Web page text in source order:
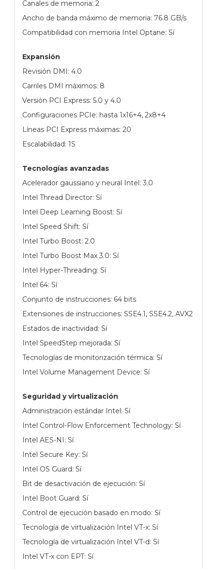
Canales de memoria: 2
Ancho de banda máximo de memoria: 76.8 GB/s
Compatibilidad con memoria Intel Optane: Sí
Expansión
Revisión DMI: 4.0
Carriles DMI máximos: 8
Versión PCI Express: 5.0 y 4.0
Configuraciones PCIe: hasta 1x16+4, 2x8+4
Líneas PCI Express máximas: 20
Escalabilidad: 1S
Tecnologías avanzadas
Acelerador gaussiano y neural Intel: 3.0
Intel Thread Director: Sí
Intel Deep Learning Boost: Sí
Intel Speed Shift: Sí
Intel Turbo Boost: 2.0
Intel Turbo Boost Max 3.0: Sí
Intel Hyper-Threading: Sí
Intel 64: Sí
Conjunto de instrucciones: 64 bits
Extensiones de instrucciones: SSE4.1, SSE4.2, AVX2
Estados de inactividad: Sí
Intel SpeedStep mejorada: Sí
Tecnologías de monitorización térmica: Sí
Intel Volume Management Device: Sí
Seguridad y virtualización
Administración estándar Intel: Sí
Intel Control-Flow Enforcement Technology: Sí
Intel AES-NI: Sí
Intel Secure Key: Sí
Intel OS Guard: Sí
Bit de desactivación de ejecución: Sí
Intel Boot Guard: Sí
Control de ejecución basado en modo: Sí
Tecnología de virtualización Intel VT-x: Sí
Tecnología de virtualización Intel VT-d: Sí
Intel VT-x con EPT: Sí